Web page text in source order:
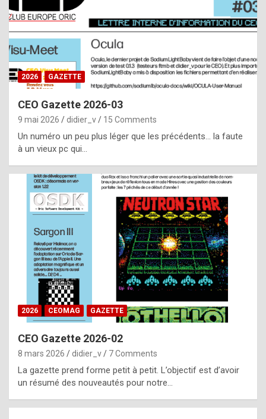
t
a
s
i
e
f
o
m
m
a
y
b
e
b
y
g
e
n
u
2026 GAZETTE
CEO Gazette 2026-03
9 mai 2026 didier_v 15 Comments
Un numéro un peu plus léger que les précédents… la faute
à un vieux pc qui…
2026 CEOMAG GAZETTE
CEO Gazette 2026-02
8 mars 2026 didier_v 7 Comments
La gazette prend forme petit à petit. L’objectif est d’avoir
un résumé des nouveautés pour notre…